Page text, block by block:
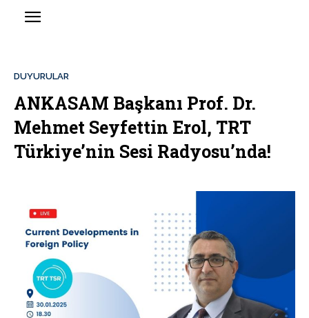
DUYURULAR
ANKASAM Başkanı Prof. Dr.
Mehmet Seyfettin Erol, TRT
Türkiye’nin Sesi Radyosu’nda!